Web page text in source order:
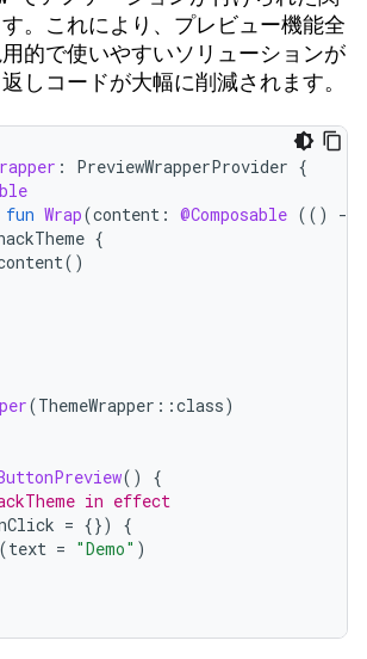
。これにより、プレビュー機能全
的で使いやすいソリューションが
しコードが大幅に削減されます。
: PreviewWrapperProvider {
fun Wrap(content : @Composable (() -
{
()
(ThemeWrapper ::class)
()
{
in effect
= {})
{
(text = "Demo" )